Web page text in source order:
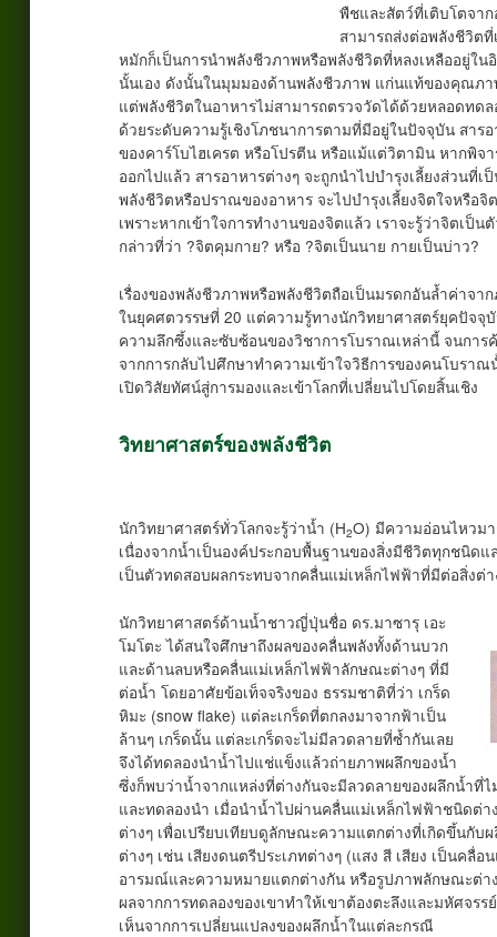
พืชและสัตว์ที่เติบโตจา
สามารถส่งต่อพลังชีวิต
หมักก็เป็นการนำพลังชีวภาพหรือพลังชีวิตที่หลงเหลืออยู่ใ
นั้นเอง ดังนั้นในมุมมองด้านพลังชีวภาพ แก่นแท้ของคุณภ
แต่พลังชีวิตในอาหารไม่สามารถตรวจวัดได้ด้วยหลอดทดล
ด้วยระดับความรู้เชิงโภชนาการตามที่มีอยู่ในปัจจุบัน สาร
ของคาร์โบไฮเครต หรือโปรตีน หรือแม้แต่วิตามิน หากพิ
ออกไปแล้ว สารอาหารต่างๆ จะถูกนำไปบำรุงเลี้ยงส่วนที่
พลังชีวิตหรือปราณของอาหาร จะไปบำรุงเลี้ยงจิตใจห
เพราะหากเข้าใจการทำงานของจิตแล้ว เราจะรู้ว่าจิตเป็
กล่าวที่ว่า ?จิตคุมกาย? หรือ ?จิตเป็นนาย กายเป็นบ่าว?
เรื่องของพลังชีวภาพหรือพลังชีวิตถือเป็นมรดกอันล้ำค่าจ
ในยุคศตวรรษที่ 20 แต่ความรู้ทางนักวิทยาศาสตร์ยุคปัจจุบั
ความลึกซึ้งและซับซ้อนของวิชาการโบราณเหล่านี้ จนกา
จากการกลับไปศึกษาทำความเข้าใจวิธีการของคนโบรา
เปิดวิสัยทัศน์สู่การมองและเข้าโลกที่เปลี่ยนไปโดยสิ้นเชิง
วิทยาศาสตร์ของพลังชีวิต
นักวิทยาศาสตร์ทั่วโลกจะรู้ว่าน้ำ (H2O) มีความอ่อนไหวม
เนื่องจากน้ำเป็นองค์ประกอบพื้นฐานของสิ่งมีชีวิตทุกชนิด
เป็นตัวทดสอบผลกระทบจากคลื่นแม่เหล็กไฟฟ้าที่มีต่อสิ่งต่า
นักวิทยาศาสตร์ด้านน้ำชาวญี่ปุ่นชื่อ ดร.มาซารุ เอะ
โมโตะ ได้สนใจศึกษาถึงผลของคลื่นพลังทั้งด้านบวก
และด้านลบหรือคลื่นแม่เหล็กไฟฟ้าลักษณะต่างๆ ที่มี
ต่อน้ำ โดยอาศัยข้อเท็จจริงของ ธรรมชาติที่ว่า เกร็ด
หิมะ (snow flake) แต่ละเกร็ดที่ตกลงมาจากฟ้าเป็น
ล้านๆ เกร็ดนั้น แต่ละเกร็ดจะไม่มีลวดลายที่ซ้ำกันเลย
จึงได้ทดลองนำน้ำไปแช่แข็งแล้วถ่ายภาพผลึกของน้ำ
ซึ่งก็พบว่าน้ำจากแหล่งที่ต่างกันจะมีลวดลายของผลึกน้ำที่ไ
และทดลองนำ เมื่อนำน้ำไปผ่านคลื่นแม่เหล็กไฟฟ้าชนิดต่
ต่างๆ เพื่อเปรียบเทียบดูลักษณะความแตกต่างที่เกิดขึ้นกั
ต่างๆ เช่น เสียงดนตรีประเภทต่างๆ (แสง สี เสียง เป็นคลื่
อารมณ์และความหมายแตกต่างกัน หรือรูปภาพลักษณะต่
ผลจากการทดลองของเขาทำให้เขาต้องตะลึงและมหัศจร
เห็นจากการเปลี่ยนแปลงของผลึกน้ำในแต่ละกรณี